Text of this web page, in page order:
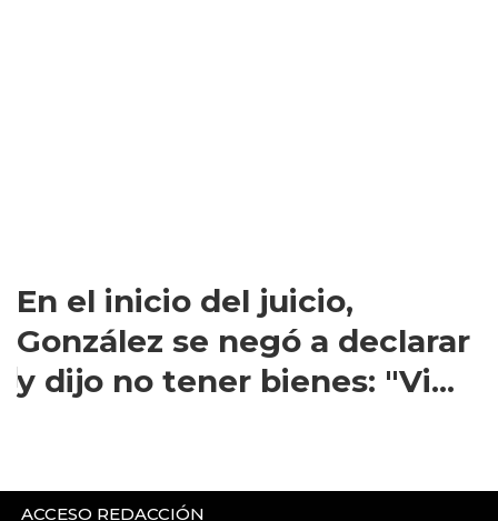
En el inicio del juicio,
González se negó a declarar
y dijo no tener bienes: "Vi...
ACCESO REDACCIÓN